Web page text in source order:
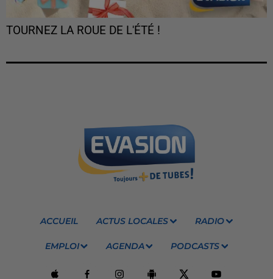
TOURNEZ LA ROUE DE L'ÉTÉ !
ACCUEIL ACTUS LOCALES RADIO
EMPLOI AGENDA PODCASTS